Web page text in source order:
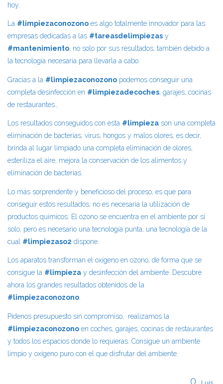
hoy.
La #limpiezaconozono es algo totalmente innovador para las
empresas dedicadas a las #tareasdelimpiezas y
#mantenimiento, no solo por sus resultados, también debido a
la tecnología necesaria para llevarla a cabo.
Gracias a la #limpiezaconozono podemos conseguir una
completa desinfección en #limpiezadecoches, garajes, cocinas
de restaurantes…
Los resultados conseguidos con esta #limpieza son una completa
eliminación de bacterias, virus, hongos y malos olores, es decir,
brinda al lugar limpiado una completa eliminación de olores,
esteriliza el aire, mejora la conservación de los alimentos y
eliminación de bacterias.
Lo más sorprendente y beneficioso del proceso, es que para
conseguir estos resultados, no es necesaria la utilización de
productos químicos. El ozono se encuentra en el ambiente por sí
solo, pero es necesario una tecnología punta, una tecnología de la
cual #limpiezaso2 dispone.
Los aparatos transforman el oxígeno en ozono, de forma que se
consigue la #limpieza y desinfección del ambiente. Descubre
ahora los grandes resultados obtenidos de la
#limpiezaconozono
Pídenos presupuesto sin compromiso, realizamos la
#limpiezaconozono en coches, garajes, cocinas de restaurantes
y todos los espacios donde lo requieras. Consigue un ambiente
limpio y oxígeno puro con el que disfrutar del ambiente.